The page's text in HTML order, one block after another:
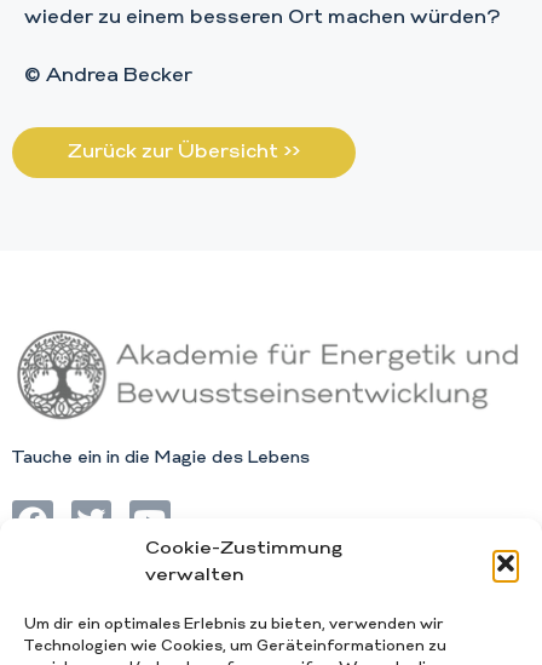
Cookie-Zustimmung
verwalten
Um dir ein optimales Erlebnis zu bieten, verwenden wir
Technologien wie Cookies, um Geräteinformationen zu
wieder zu einem besseren Ort machen würden?
© Andrea Becker
Zurück zur Übersicht >>
Tauche ein in die Magie des Lebens
Impressum
AGB